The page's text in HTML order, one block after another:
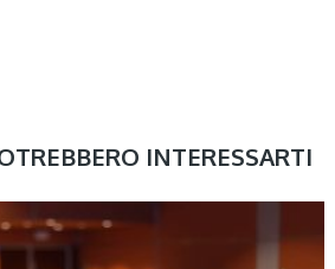
INTERESSARTI